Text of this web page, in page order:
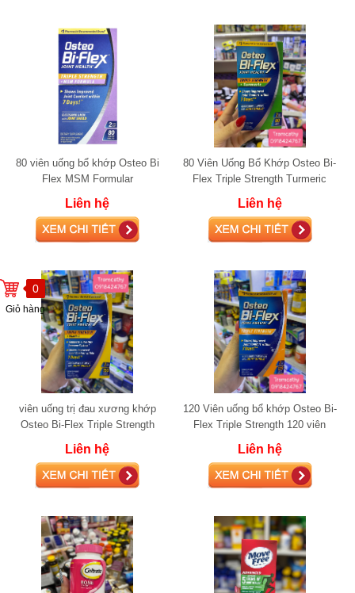
0
Giỏ hàng
80 viên uống bổ khớp Osteo Bi
Flex MSM Formular
Liên hệ
80 Viên Uống Bổ Khớp Osteo Bi-
Flex Triple Strength Turmeric
Liên hệ
viên uống trị đau xương khớp
Osteo Bi-Flex Triple Strength
+Vitamin D 150 viên glucosamine
Liên hệ
120 Viên uống bổ khớp Osteo Bi-
Flex Triple Strength 120 viên
glucosamine
Liên hệ